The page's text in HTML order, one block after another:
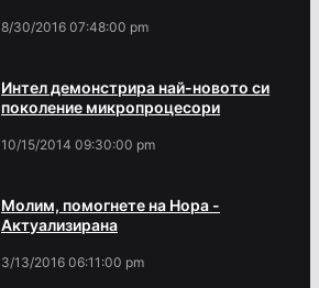
8/30/2016 07:48:00 pm
Интел демонстрира най-новото си
поколение микропроцесори
10/15/2014 09:30:00 pm
Молим, помогнете на Нора -
Актуализирана
3/13/2016 06:11:00 pm